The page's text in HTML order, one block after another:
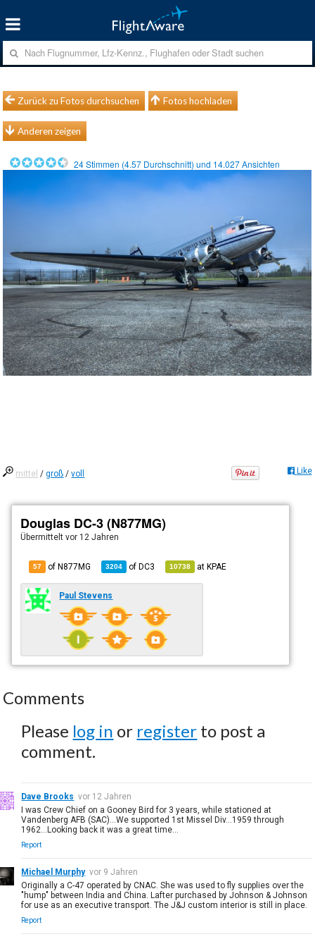
Zurück zu Fotos durchsuchen Fotos hochladen
Anderen zeigen
24Stimmen (4.57 Durchschnitt) und 14.027Ansichten
mittel /groß /voll Like
Douglas DC-3 (N877MG)
Übermitteltvor 12 Jahren
57 of N877MG 3204 ofDC3 10738 atKPAE
Paul Stevens
Comments
Please log in or register to post a
comment.
Dave Brooks vor 12 Jahren
I was Crew Chief on a Gooney Bird for 3 years, while stationed at
Vandenberg AFB (SAC)...We supported 1st Missel Div...1959 through
1962...Looking back it was a great time...
Report
Michael Murphy vor 9 Jahren
Originally a C-47 operated by CNAC. She was used to fly supplies over the
"hump" between India and China. Lafter purchased by Johnson & Johnson
for use as an executive transport. The J&J custom interior is still in place.
Report